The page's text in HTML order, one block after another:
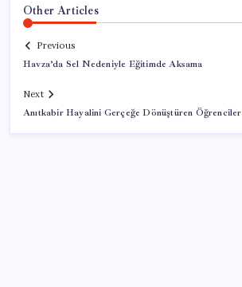
Other Articles
Previous
Havza’da Sel Nedeniyle Eğitimde Aksama
Next
Anıtkabir Hayalini Gerçeğe Dönüştüren Öğrenciler